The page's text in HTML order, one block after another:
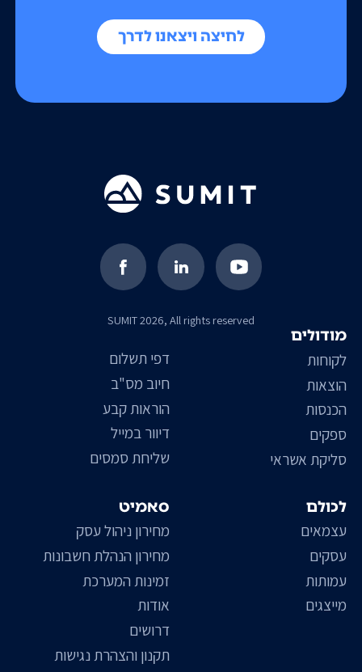
לחיצה ויצאנו לדרך
SUMIT 2026, All rights reserved
סאמיט
מחירון ניהול עסק
מחירון הנהלת חשבונות
זמינות המערכת
אודות
דרושים
תקנון והצהרת נגישות
דפי תשלום
חיוב מס"ב
הוראות קבע
דיוור במייל
שליחת סמסים
מודולים
לקוחות
הוצאות
הכנסות
ספקים
סליקת אשראי
לכולם
עצמאים
עסקים
עמותות
מייצגים